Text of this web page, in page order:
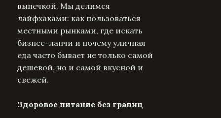
выпечкой. Мы делимся
лайфхаками: как пользоваться
местными рынками, где искать
бизнес-ланчи и почему уличная
еда часто бывает не только самой
дешевой, но и самой вкусной и
свежей.
Здоровое питание без границ